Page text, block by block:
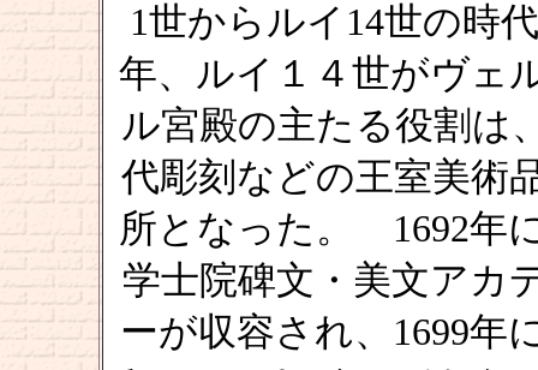
1世からルイ14世の時
年、ルイ１４世がヴェ
ル宮殿の主たる役割は
代彫刻などの王室美術
所となった。 1692年
学士院碑文・美文アカ
ーが収容され、1699年